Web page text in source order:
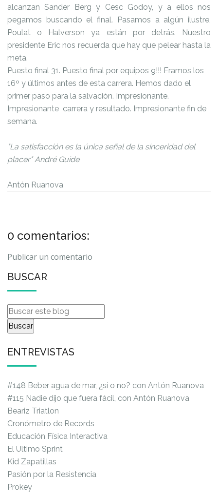
alcanzan Sander Berg y Cesc Godoy, y a ellos nos
pegamos buscando el final. Pasamos a algún ilustre,
Poulat o Halverson ya están por detrás. Nuestro
presidente Eric nos recuerda que hay que pelear hasta la
meta.
Puesto final 31. Puesto final por equipos 9!!! Eramos los
16º y últimos antes de esta carrera. Hemos dado el
primer paso para la salvación. Impresionante.
Impresionante carrera y resultado. Impresionante fin de
semana.
"La satisfacción es la única señal de la sinceridad del
placer"André Guide
Antón Ruanova
0 comentarios:
Publicar un comentario
BUSCAR
ENTREVISTAS
#148 Beber agua de mar, ¿sí o no? con Antón Ruanova
#115 Nadie dijo que fuera fácil, con Antón Ruanova
Beariz Triatlon
Cronómetro de Records
Educación Física Interactiva
El Ultimo Sprint
Kid Zapatillas
Pasión por la Resistencia
Prokey